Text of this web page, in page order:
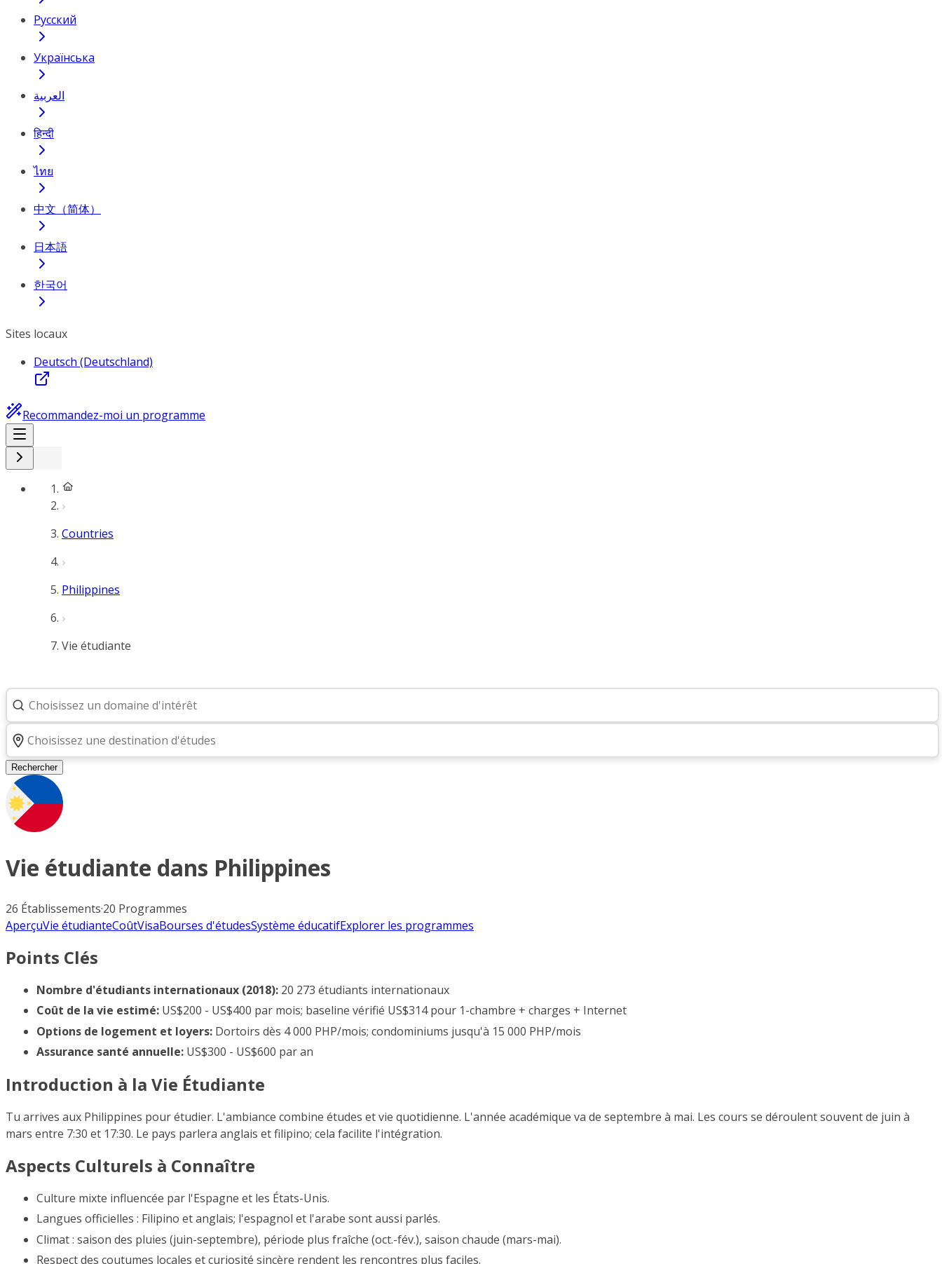
Русский
Українська
العربية
हिन्दी
ไทย
中文（简体）
日本語
한국어
Sites locaux
Deutsch (Deutschland)
Recommandez-moi un programme
Countries
Philippines
Vie étudiante
Rechercher
Vie étudiante dans Philippines
26 Établissements·20 Programmes
AperçuVie étudianteCoûtVisaBourses d'étudesSystème éducatifExplorer les programmes
Points Clés
Nombre d'étudiants internationaux (2018): 20 273 étudiants internationaux
Coût de la vie estimé: US$200 - US$400 par mois; baseline vérifié US$314 pour 1-chambre + charges + Internet
Options de logement et loyers: Dortoirs dès 4 000 PHP/mois; condominiums jusqu'à 15 000 PHP/mois
Assurance santé annuelle: US$300 - US$600 par an
Introduction à la Vie Étudiante
Tu arrives aux Philippines pour étudier. L'ambiance combine études et vie quotidienne. L'année académique va de septembre à mai. Les cours se déroulent souvent de juin à
mars entre 7:30 et 17:30. Le pays parlera anglais et filipino; cela facilite l'intégration.
Aspects Culturels à Connaître
Culture mixte influencée par l'Espagne et les États-Unis.
Langues officielles : Filipino et anglais; l'espagnol et l'arabe sont aussi parlés.
Climat : saison des pluies (juin-septembre), période plus fraîche (oct.-fév.), saison chaude (mars-mai).
Respect des coutumes locales et curiosité sincère rendent les rencontres plus faciles.